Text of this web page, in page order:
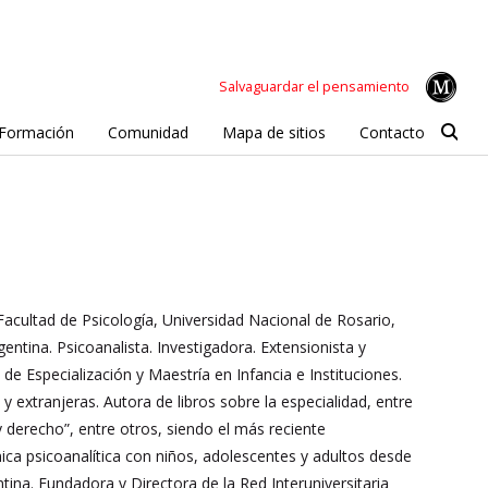
Salvaguardar el pensamiento
Comunidad Mapa de sitios Contacto
de Psicología, Universidad Nacional de Rosario,
Psicoanalista. Investigadora. Extensionista y
Especialización y Maestría en Infancia e Instituciones.
extranjeras. Autora de libros sobre la especialidad, entre
derecho”, entre otros, siendo el más reciente
psicoanalítica con niños, adolescentes y adultos desde
Fundadora y Directora de la Red Interuniversitaria